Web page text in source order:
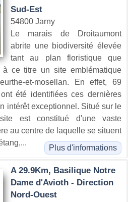
Sud-Est
54800 Jarny
Le marais de Droitaumont
abrite une biodiversité élevée
tant au plan floristique que
à ce titre un site emblématique
et-mosellan. En effet, 69
été identifiées ces dernières
intérêt exceptionnel. Situé sur le
est constitué d'une vaste
au centre de laquelle se situent
Plus d'informations
A 29.9Km, Basilique Notre
Dame d'Avioth - Direction
Nord-Ouest